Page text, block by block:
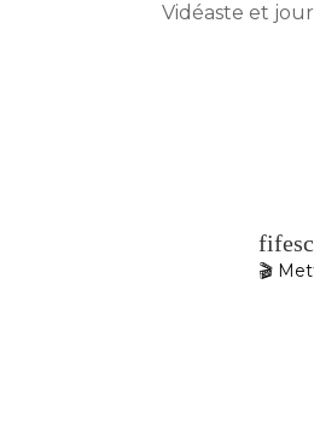
Vidéaste et
🎬